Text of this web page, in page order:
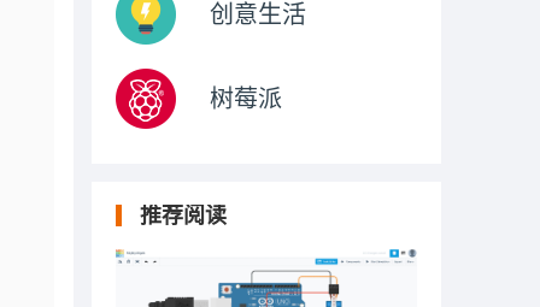
创意生活
树莓派
推荐阅读